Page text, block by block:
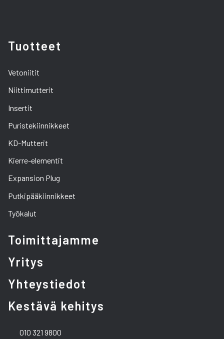
Tuotteet
Vetoniitit
Niittimutterit
Insertit
Puristekiinnikkeet
KD-Mutterit
Kierre-elementit
Expansion Plug
Putkipääkiinnikkeet
Työkalut
Toimittajamme
Yritys
Yhteystiedot
Kestävä kehitys
010 321 9800